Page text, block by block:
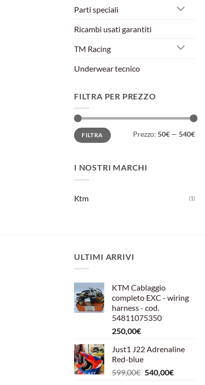
Parti speciali
Ricambi usati garantiti
TM Racing
Underwear tecnico
FILTRA PER PREZZO
Prezzo
Min
Prezzo
MaxFILTRA Prezzo: 50€ — 540€
I NOSTRI MARCHI
Ktm (1)
ULTIMI ARRIVI
KTM Cablaggio
completo EXC - wiring
harness - cod.
54811075350
250,00€
Just1 J22 Adrenaline
Red-blue
599,00€ Il
540,00€Il